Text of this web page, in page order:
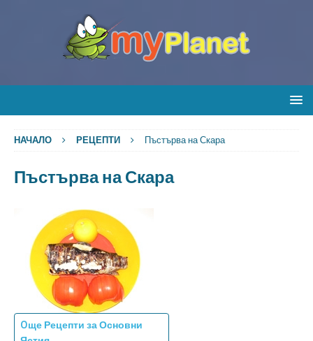
НАЧАЛО РЕЦЕПТИ Пъстърва на Скара
Пъстърва на Скара
Oще Рецепти за Основни